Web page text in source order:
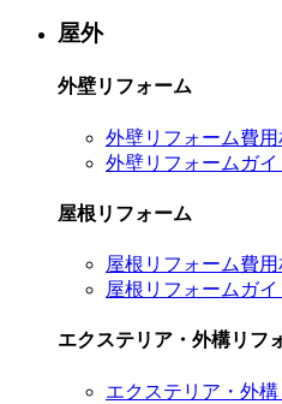
屋外
外壁リフォーム
外壁リフォーム費
外壁リフォームガイ
屋根リフォーム
屋根リフォーム費
屋根リフォームガイ
エクステリア・外構リフ
エクステリア・外